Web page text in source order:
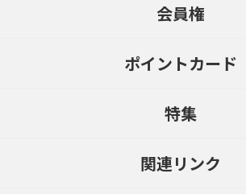
会員権
ポイントカード
特集
関連リンク